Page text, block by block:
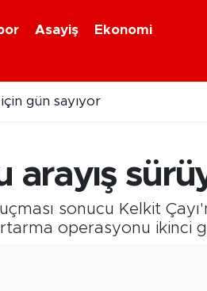
Asayiş
Ekonomi
gün sayıyor
arayış
sonucu Kelkit
operasyonu ikinci